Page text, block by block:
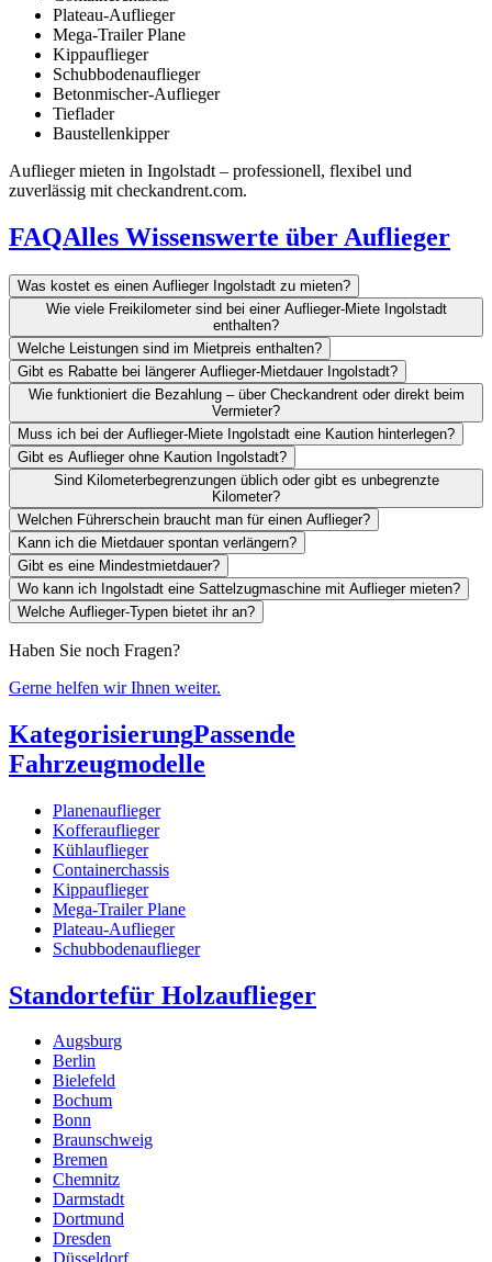
Plateau-Auflieger
Mega-Trailer Plane
Kippauflieger
Schubbodenauflieger
Betonmischer-Auflieger
Tieflader
Baustellenkipper
Auflieger mieten in Ingolstadt – professionell, flexibel und
zuverlässig mit checkandrent.com.
FAQAlles Wissenswerte über Auflieger
Was kostet es einen Auflieger Ingolstadt zu mieten?
Wie viele Freikilometer sind bei einer Auflieger-Miete Ingolstadt
enthalten?
Welche Leistungen sind im Mietpreis enthalten?
Gibt es Rabatte bei längerer Auflieger-Mietdauer Ingolstadt?
Wie funktioniert die Bezahlung – über Checkandrent oder direkt beim
Vermieter?
Muss ich bei der Auflieger-Miete Ingolstadt eine Kaution hinterlegen?
Gibt es Auflieger ohne Kaution Ingolstadt?
Sind Kilometerbegrenzungen üblich oder gibt es unbegrenzte
Kilometer?
Welchen Führerschein braucht man für einen Auflieger?
Kann ich die Mietdauer spontan verlängern?
Gibt es eine Mindestmietdauer?
Wo kann ich Ingolstadt eine Sattelzugmaschine mit Auflieger mieten?
Welche Auflieger-Typen bietet ihr an?
Haben Sie noch Fragen?
Gerne helfen wir Ihnen weiter.
KategorisierungPassende
Fahrzeugmodelle
Planenauflieger
Kofferauflieger
Kühlauflieger
Containerchassis
Kippauflieger
Mega-Trailer Plane
Plateau-Auflieger
Schubbodenauflieger
Standortefür Holzauflieger
Augsburg
Berlin
Bielefeld
Bochum
Bonn
Braunschweig
Bremen
Chemnitz
Darmstadt
Dortmund
Dresden